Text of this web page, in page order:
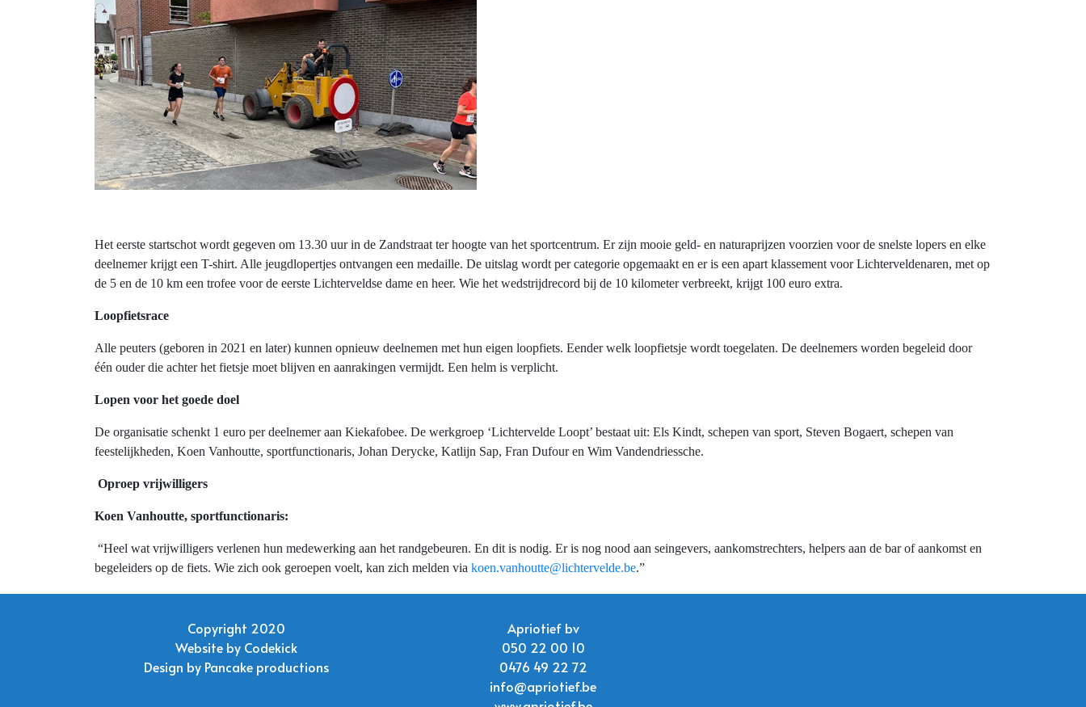
Het eerste startschot wordt gegeven om 13.30 uur in de Zandstraat ter hoogte van het sportcentrum. Er zijn mooie geld- en naturaprijzen voorzien voor de snelste lopers en elke
deelnemer krijgt een T-shirt. Alle jeugdlopertjes ontvangen een medaille. De uitslag wordt per categorie opgemaakt en er is een apart klassement voor Lichterveldenaren, met op
de 5 en de 10 km een trofee voor de eerste Lichterveldse dame en heer. Wie het wedstrijdrecord bij de 10 kilometer verbreekt, krijgt 100 euro extra.
Loopfietsrace
Alle peuters (geboren in 2021 en later) kunnen opnieuw deelnemen met hun eigen loopfiets. Eender welk loopfietsje wordt toegelaten. De deelnemers worden begeleid door
één ouder die achter het fietsje moet blijven en aanrakingen vermijdt. Een helm is verplicht.
Lopen voor het goede doel
De organisatie schenkt 1 euro per deelnemer aan Kiekafobee. De werkgroep ‘Lichtervelde Loopt’ bestaat uit: Els Kindt, schepen van sport, Steven Bogaert, schepen van
feestelijkheden, Koen Vanhoutte, sportfunctionaris, Johan Derycke, Katlijn Sap, Fran Dufour en Wim Vandendriessche.
Oproep vrijwilligers
Koen Vanhoutte, sportfunctionaris:
“Heel wat vrijwilligers verlenen hun medewerking aan het randgebeuren. En dit is nodig. Er is nog nood aan seingevers, aankomstrechters, helpers aan de bar of aankomst en
begeleiders op de fiets. Wie zich ook geroepen voelt, kan zich melden via koen.vanhoutte@lichtervelde.be.”
Copyright 2020
Website by Codekick
Design by Pancake productions
Apriotief bv
050 22 00 10
0476 49 22 72
info@apriotief.be